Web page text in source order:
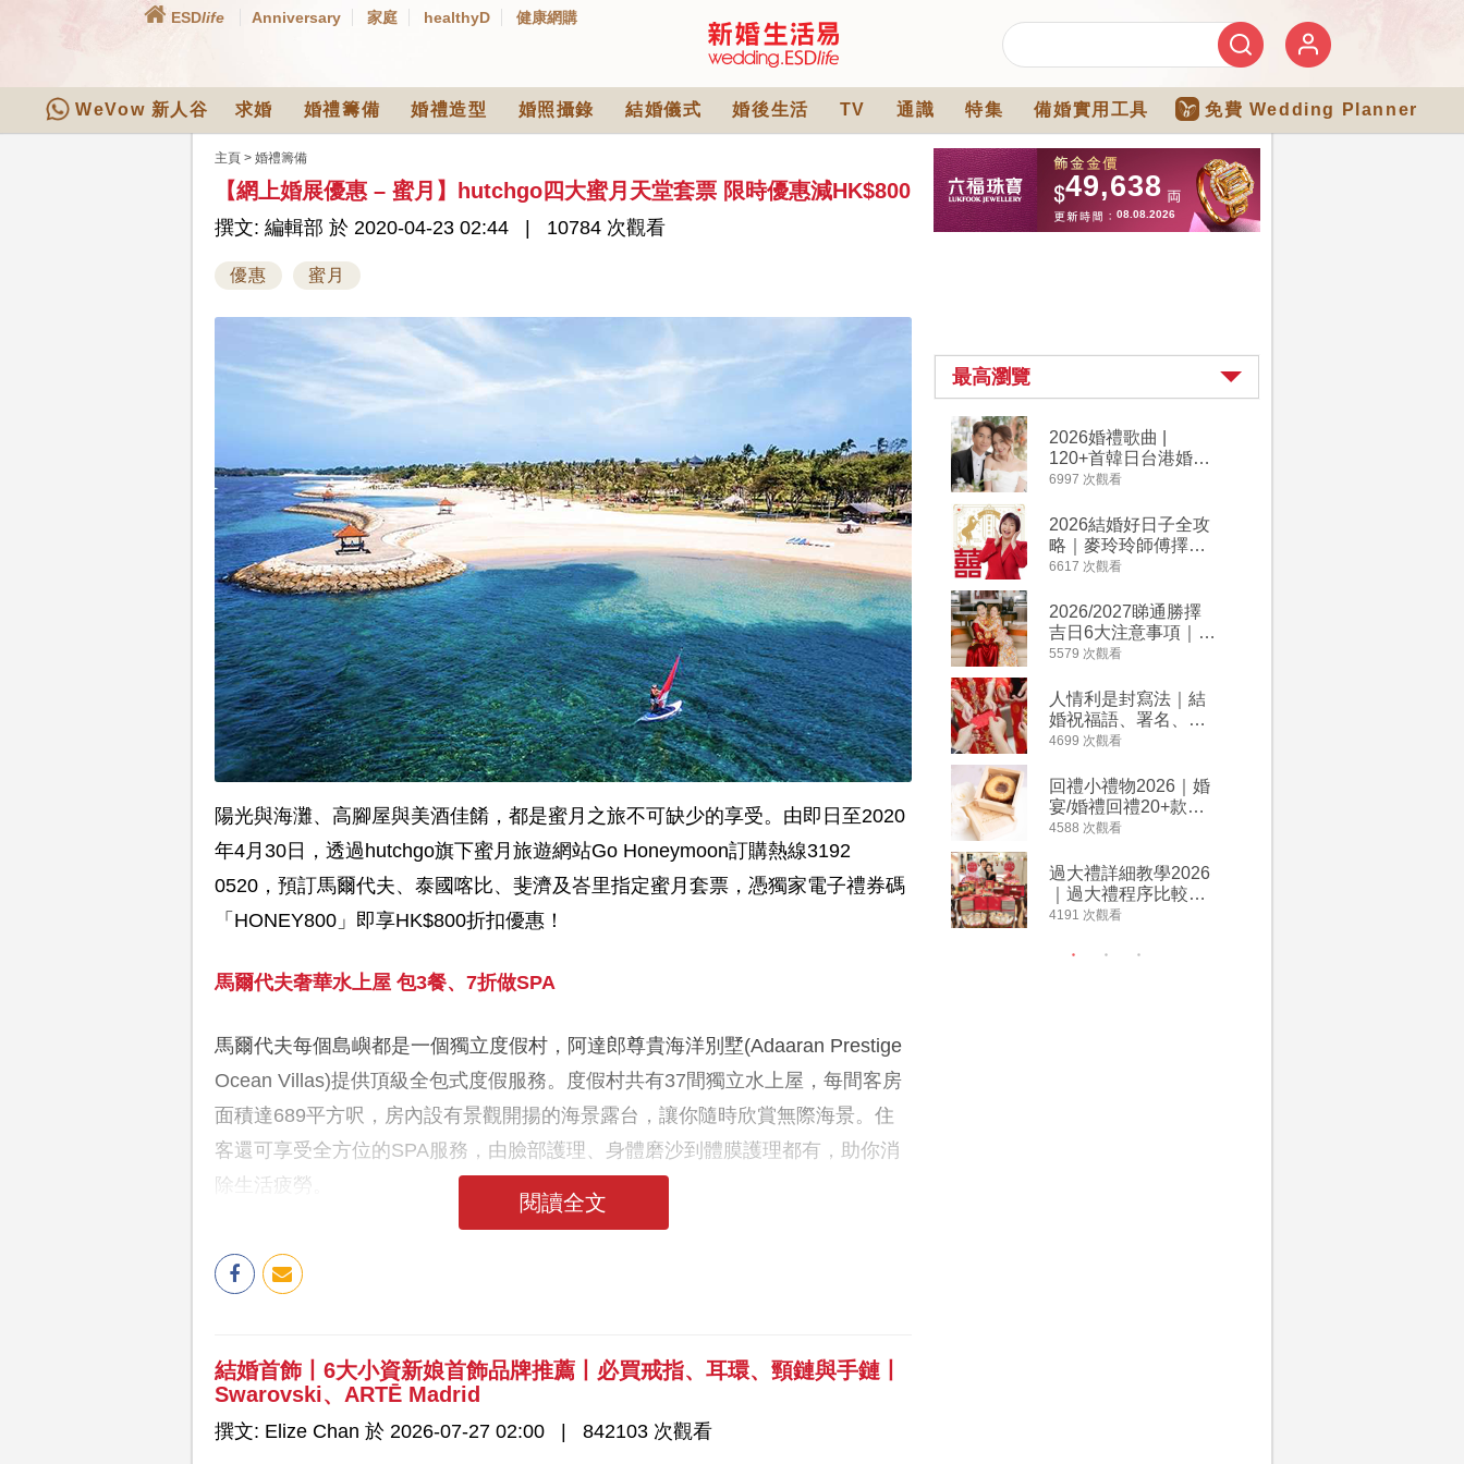
ESDlife Anniversary 家庭 healthyD 健康網購
WeVow 新人谷 求婚 婚禮籌備 婚禮造型 婚照攝錄 結婚儀式 婚後生活 TV 通識 特集 備婚實用工具 免費 Wedding Planner
主頁 > 婚禮籌備
【網上婚展優惠 – 蜜月】hutchgo四大蜜月天堂套票 限時優惠減HK$800
撰文: 編輯部 於 2020-04-23 02:44 10784 次觀看
優惠 蜜月
陽光與海灘、高腳屋與美酒佳餚，都是蜜月之旅不可缺少的享受。由即日至2020
年4月30日，透過hutchgo旗下蜜月旅遊網站Go Honeymoon訂購熱線3192
0520，預訂馬爾代夫、泰國喀比、斐濟及峇里指定蜜月套票，憑獨家電子禮券碼
「HONEY800」即享HK$800折扣優惠！
馬爾代夫奢華水上屋 包3餐、7折做SPA
馬爾代夫每個島嶼都是一個獨立度假村，阿達郎尊貴海洋別墅(Adaaran Prestige
Ocean Villas)提供頂級全包式度假服務。度假村共有37間獨立水上屋，每間客房
面積達689平方呎，房內設有景觀開揚的海景露台，讓你隨時欣賞無際海景。住
客還可享受全方位的SPA服務，由臉部護理、身體磨沙到體膜護理都有，助你消
除生活疲勞。
閱讀全文
結婚首飾丨6大小資新娘首飾品牌推薦丨必買戒指、耳環、頸鏈與手鏈丨
Swarovski、ARTĒ Madrid
撰文: Elize Chan 於 2026-07-27 02:00 842103 次觀看
最高瀏覽
中式婚禮敬茶吉利說
話 | 70+句兄弟姊妹團
必備結婚祝福金句 |
新娘出門、斟茶、戴
金器時金句
2570 次觀看
奢華婚宴場地 2026｜
5大全港最奢華婚宴場
地推介！四季酒店、
瑰麗酒店、麗晶酒
店、Cloud 39、合和
酒店 打造夢幻氣派婚
禮
2181 次觀看
小型婚宴場地酒店
2026| 8間酒店小型婚
禮推介| 婚宴套餐/證
婚套餐收費
2116 次觀看
結婚禮物送咩好 |
2026年閨蜜新婚禮物
推薦 | 8大貼心結婚送
禮靈感
1697 次觀看
過大禮套裝｜2026年
過大禮專門店至抵套
裝清單｜鮑魚花膠海
味籃價錢最平$1,988
1575 次觀看
結婚預算要準備多
少？婚禮項目支出完
2026婚禮歌曲 |
120+首韓日台港婚禮
必備結婚歌曲清單 |
新
6997 次觀看
2026結婚好日子全攻
略｜麥玲玲師傅擇宜
嫁娶結婚吉日｜一覽
專業擇日結婚+避開沖
煞生肖指南
6617 次觀看
2026/2027睇通勝擇
吉日6大注意事項｜自
行擇日攻略！宜嫁娶
忌、相沖生肖一覽
5579 次觀看
人情利是封寫法｜結
婚祝福語、署名、格
式寫法教學｜中英文
4699 次觀看
回禮小禮物2026｜婚
宴/婚禮回禮20+款創
意推介｜賓客最想收
姊妹禮物（持續更
新）
4588 次觀看
過大禮詳細教學2026
｜過大禮程序比較、
用品checklist、包羅
忌及吉祥說話
4191 次觀看